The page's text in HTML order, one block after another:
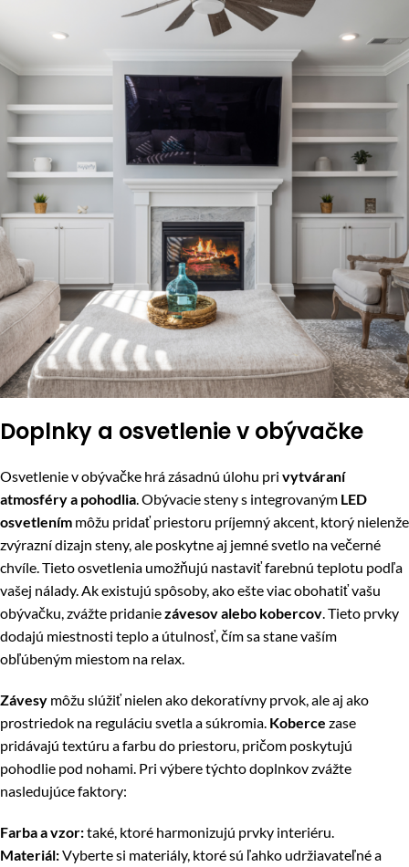
Doplnky a osvetlenie v obývačke
Osvetlenie v obývačke hrá zásadnú úlohu pri vytváraní
atmosféry a pohodlia . Obývacie steny s integrovaným LED
osvetlením môžu pridať priestoru príjemný akcent, ktorý nielenže
zvýrazní dizajn steny, ale poskytne aj jemné svetlo na večerné
chvíle. Tieto osvetlenia umožňujú nastaviť farebnú teplotu podľa
vašej nálady. Ak existujú spôsoby, ako ešte viac obohatiť vašu
obývačku, zvážte pridaniezávesov alebo kobercov . Tieto prvky
dodajú miestnosti teplo a útulnosť, čím sa stane vaším
obľúbeným miestom na relax.
Závesy môžu slúžiť nielen ako dekoratívny prvok, ale aj ako
prostriedok na reguláciu svetla a súkromia. Koberce zase
pridávajú textúru a farbu do priestoru, pričom poskytujú
pohodlie pod nohami. Pri výbere týchto doplnkov zvážte
nasledujúce faktory:
Farba a vzor:také, ktoré harmonizujú prvky interiéru.
Materiál:Vyberte si materiály, ktoré sú ľahko udržiavateľné a